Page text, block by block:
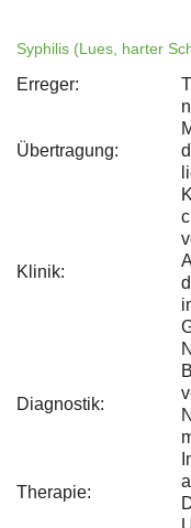
Syphilis (Lues, harter
Erreger:
Übertragung:
Klinik:
Diagnostik:
Therapie: